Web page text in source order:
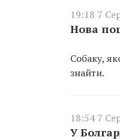
19:18 7
Нова
Собаку,
знайти.
18:54 7
У